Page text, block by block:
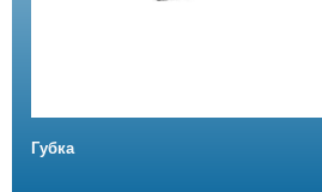
Губка